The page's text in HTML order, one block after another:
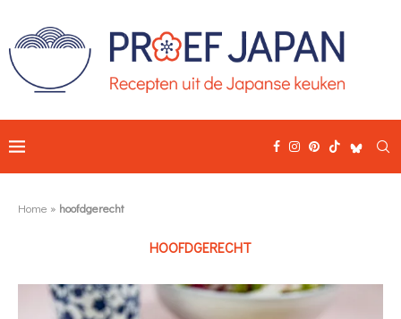
Home » hoofdgerecht
HOOFDGERECHT